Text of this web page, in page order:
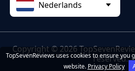
Nederlands
Copyright © 2026
reserved.
TopSevenReviews uses cookies to ensure you
website. Privacy Policy